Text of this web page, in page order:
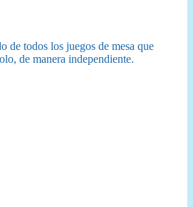
de todos los juegos de mesa que
de manera independiente.